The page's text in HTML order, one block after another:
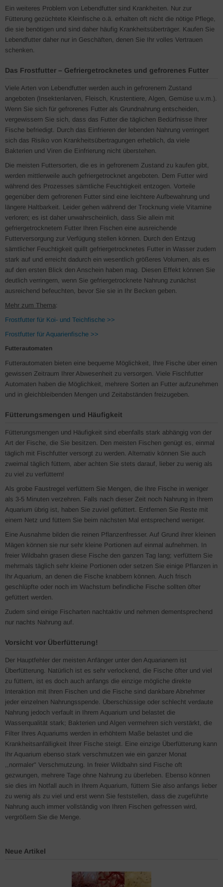
Ein weiteres Problem von Lebendfutter sind Krankheiten. Nur zur
Fütterung gezüchtete Kleinfische o.ä. erhalten oft nicht die nötige Pflege,
die sie benötigen und sind daher häufig Krankheitsüberträger. Kaufen Sie
Lebendfutter daher nur in Geschäften, denen Sie Ihr volles Vertrauen
schenken.
Das Frostfutter – Gefriergetrocknetes und gefrorenes Futter
Viele Arten von Lebendfutter werden auch in gefrorenem Zustand
angeboten (Insektenlarven, Fleisch, Krustentiere, Algen, Gemüse u.v.m.).
Wenn Sie sich für gefrorenes Futter als Grundnahrung entscheiden,
vergewissern Sie sich, dass das Futter die täglichen Bedürfnisse Ihrer
Fische befriedigt. Durch das Einfrieren der lebenden Nahrung verringert
sich das Risiko von Krankheitsübertragungen erheblich, da viele
Bakterien und Viren die Einfrierung nicht überstehen.
Die meisten Futtersorten, die es in gefrorenem Zustand zu kaufen gibt,
werden mittlerweile auch gefriergetrocknet angeboten. Dem Futter wird
während des Prozesses sämtliche Feuchtigkeit entzogen. Vorteile
gegenüber dem gefrorenen Futter sind eine leichtere Aufbewahrung und
längere Haltbarkeit. Leider gehen während der Trocknung viele Vitamine
verloren; es ist daher unwahrscheinlich, dass Sie allein mit
gefriergetrocknetem Futter Ihren Fischen eine ausreichende
Futterversorgung zur Verfügung stellen können. Durch den Entzug
sämtlicher Feuchtigkeit quillt gefriergetrocknetes Futter in Wasser zudem
stark auf und erreicht dadurch ein wesentlich größeres Volumen, als es
auf den ersten Blick den Anschein haben mag. Diesen Effekt können Sie
deutlich verringern, wenn Sie gefriergetrocknete Nahrung zunächst
ausreichend befeuchten, bevor Sie sie in Ihr Becken geben.
Mehr zum Thema:
Frostfutter für Koi- und Teichfische >>
Frostfutter für Aquarienfische >>
Futterautomaten
Futterautomaten bieten eine bequeme Möglichkeit, Ihre Fische über einen
gewissen Zeitraum Ihrer Abwesenheit zu versorgen. Viele Fischfutter
Automaten haben die Möglichkeit, mehrere Sorten an Futter aufzunehmen
und in gleichbleibenden Mengen und Zeitabständen freizugeben.
Fütterungsmengen und Häufigkeit
Fütterungsmengen und Häufigkeit sind ebenfalls stark abhängig von der
Art der Fische, die Sie besitzen. Den meisten Fischen genügt es, einmal
täglich mit Fischfutter versorgt zu werden. Alternativ können Sie auch
zweimal täglich füttern, aber achten Sie stets darauf, lieber zu wenig als
zu viel zu verfüttern!
Als grobe Faustregel verfüttern Sie Mengen, die Ihre Fische in weniger
als 3-5 Minuten verzehren. Falls nach dieser Zeit noch Nahrung in Ihrem
Aquarium übrig ist, haben Sie zuviel gefüttert. Entfernen Sie Reste mit
einem Netz und füttern Sie beim nächsten Mal entsprechend weniger.
Eine Ausnahme bilden die reinen Pflanzenfresser. Auf Grund ihrer kleinen
Mägen können sie nur sehr kleine Portionen auf einmal aufnehmen. In
freier Wildbahn grasen diese Fische den ganzen Tag lang; verfüttern Sie
mehrmals täglich sehr kleine Portionen oder setzen Sie einige Pflanzen in
Ihr Aquarium, an denen die Fische knabbern können. Auch frisch
geschlüpfte oder noch im Wachstum befindliche Fische sollten öfter
gefüttert werden.
Zudem sind einige Fischarten nachtaktiv und nehmen dementsprechend
nur nachts Nahrung auf.
Vorsicht vor Überfütterung!
Der Hauptfehler der meisten Anfänger unter den Aquarianern ist
Überfütterung. Natürlich ist es sehr verlockend, die Fische öfter und viel
zu füttern, ist es doch auch anfangs die einzige mögliche direkte
Interaktion mit Ihren Fischen und die Fische sind dankbare Abnehmer
jeder einzelnen Nahrungsspende. Überschüssige oder schlecht verdaute
Nahrung jedoch verfault in Ihrem Aquarium und belastet die
Wasserqualität stark; Bakterien und Algen vermehren sich verstärkt, die
Filter Ihres Aquariums werden in erhöhtem Maße belastet und die
Krankheitsanfälligkeit Ihrer Fische steigt. Eine einzige Überfütterung kann
Ihr Aquarium ebenso stark verschmutzen wie ein ganzer Monat
,,normaler" Verschmutzung. In freier Wildbahn sind Fische oft
gezwungen, mehrere Tage ohne Nahrung zu überleben. Ebenso können
sie dies im Notfall auch in Ihrem Aquarium, füttern Sie also anfangs lieber
zu wenig als zu viel und erst wenn Sie feststellen, dass die zugeführte
Nahrung auch immer vollständig von Ihren Fischen gefressen wird,
vergrößern Sie die Menge.
Neue Artikel